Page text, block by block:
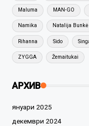
Maluma MAN-GO
Namika Natalija Bunkė
Rihanna Sido
ZYGGA Žemaitukai
АРХИВ
януари 2025
декември 2024